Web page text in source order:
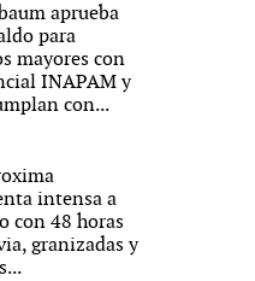
aprueba
para
mayores con
INAPAM y
con...
intensa a
con 48 horas
granizadas y